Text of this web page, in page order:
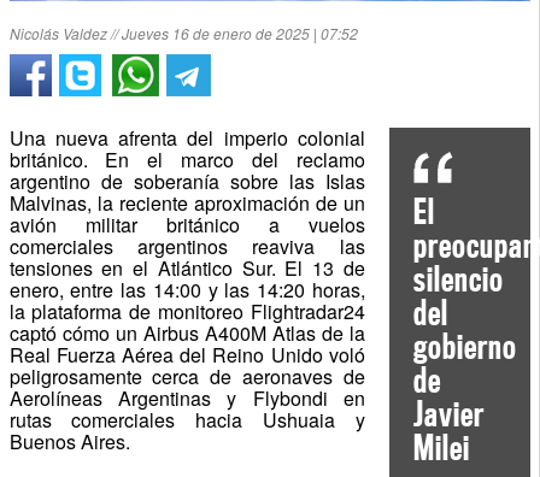
Nicolás Valdez // Jueves 16 de enero de 2025 | 07:52
El
silencio
del
gobierno
de
Javier
Milei
Una nueva afrenta del imperio colonial
británico. En el marco del reclamo
argentino de soberanía sobre las Islas
Malvinas, la reciente aproximación de un
avión militar británico a vuelos
comerciales argentinos reaviva las
tensiones en el Atlántico Sur. El 13 de
enero, entre las 14:00 y las 14:20 horas,
la plataforma de monitoreo Flightradar24
captó cómo un Airbus A400M Atlas de la
Real Fuerza Aérea del Reino Unido voló
peligrosamente cerca de aeronaves de
Aerolíneas Argentinas y Flybondi en
rutas comerciales hacia Ushuaia y
Buenos Aires.